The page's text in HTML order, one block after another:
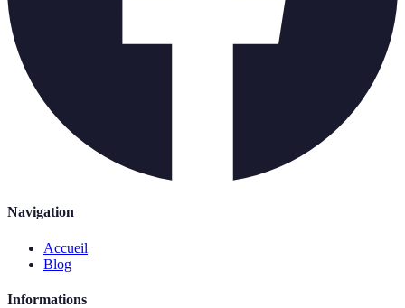
Navigation
Accueil
Blog
Informations